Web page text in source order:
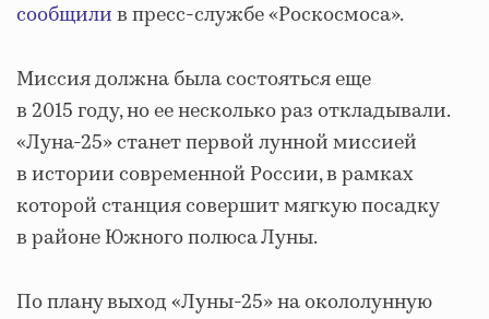
сообщилив пресс-службе «Роскосмоса».
Миссия должна была состояться еще
в 2015 году, но ее несколько раз откладывали.
«Луна-25» станет первой лунной миссией
в истории современной России, в рамках
которой станция совершит мягкую посадку
в районе Южного полюса Луны.
По плану выход «Луны-25» на окололунную